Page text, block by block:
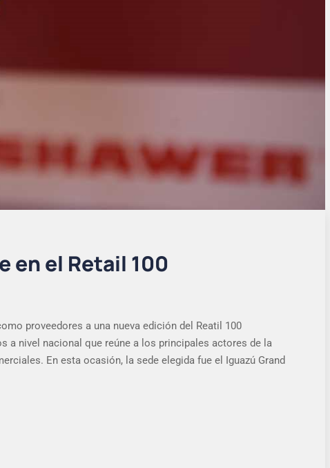
en el Retail 100
proveedores a una nueva edición del Reatil 100
a nivel nacional que reúne a los principales actores de la
En esta ocasión, la sede elegida fue el Iguazú Grand